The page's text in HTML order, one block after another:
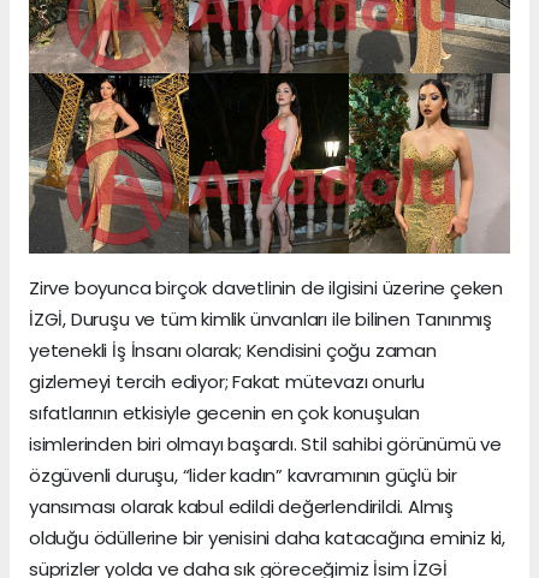
Zirve boyunca birçok davetlinin de ilgisini üzerine çeken
İZGİ, Duruşu ve tüm kimlik ünvanları ile bilinen Tanınmış
yetenekli İş İnsanı olarak; Kendisini çoğu zaman
gizlemeyi tercih ediyor; Fakat mütevazı onurlu
sıfatlarının etkisiyle gecenin en çok konuşulan
isimlerinden biri olmayı başardı. Stil sahibi görünümü ve
özgüvenli duruşu, “lider kadın” kavramının güçlü bir
yansıması olarak kabul edildi değerlendirildi. Almış
olduğu ödüllerine bir yenisini daha katacağına eminiz ki,
süprizler yolda ve daha sık göreceğimiz İsim İZGİ